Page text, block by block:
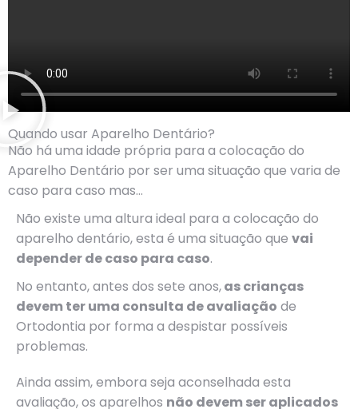
Quando usar Aparelho Dentário?
Não há uma idade própria para a colocação do
Aparelho Dentário por ser uma situação que varia de
caso para caso mas...
Não existe uma altura ideal para a colocação do
aparelho dentário, esta é uma situação que vai
depender de caso para caso.
No entanto, antes dos sete anos,as crianças
devem ter uma consulta de avaliação de
Ortodontia por forma a despistar possíveis
problemas.
Ainda assim, embora seja aconselhada esta
avaliação, os aparelhos não devem ser aplicados